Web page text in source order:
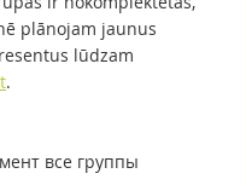
plānojam jaunus
lūdzam
.
все группы